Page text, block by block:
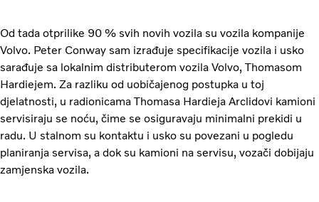
Od tada otprilike 90 % svih novih vozila su vozila kompanije
Volvo. Peter Conway sam izrađuje specifikacije vozila i usko
sarađuje sa lokalnim distributerom vozila Volvo, Thomasom
Hardiejem. Za razliku od uobičajenog postupka u toj
djelatnosti, u radionicama Thomasa Hardieja Arclidovi kamioni
servisiraju se noću, čime se osiguravaju minimalni prekidi u
radu. U stalnom su kontaktu i usko su povezani u pogledu
planiranja servisa, a dok su kamioni na servisu, vozači dobijaju
zamjenska vozila.